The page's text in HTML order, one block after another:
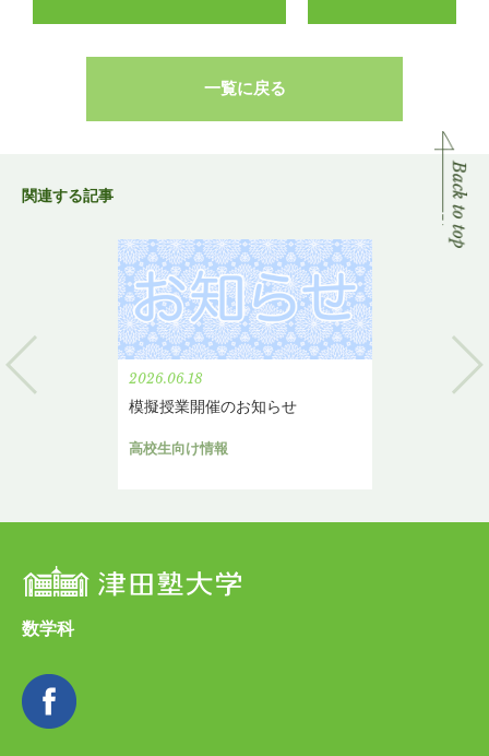
一覧に戻る
関連する記事
2026.06.18
模擬授業開催のお知らせ
高校生向け情報
数学科